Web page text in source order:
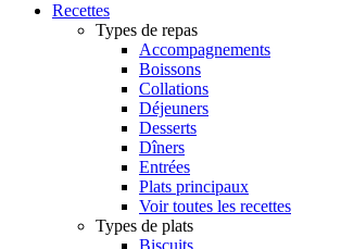
Recettes
Types de repas
Accompagnements
Boissons
Collations
Déjeuners
Desserts
Dîners
Entrées
Plats principaux
Voir toutes les recettes
Types de plats
Biscuits